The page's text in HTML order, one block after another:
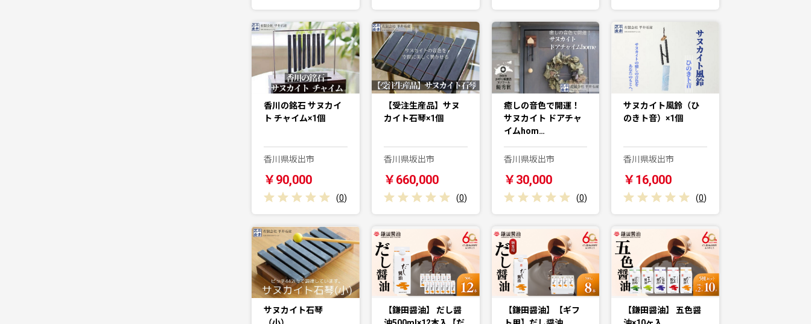
香川の銘石 サヌカイ
ト チャイム×1個
香川県坂出市
￥90,000
(0)
【受注生産品】サヌ
カイト石琴×1個
香川県坂出市
￥660,000
(0)
癒しの音色で開運！
サヌカイト ドアチャ
イムhom…
香川県坂出市
￥30,000
(0)
サヌカイト風鈴（ひ
のきト音）×1個
香川県坂出市
￥16,000
(0)
サヌカイト石琴
【鎌田醤油】 だし醤
【鎌田醤油】【ギフ
【鎌田醤油】 五色醤